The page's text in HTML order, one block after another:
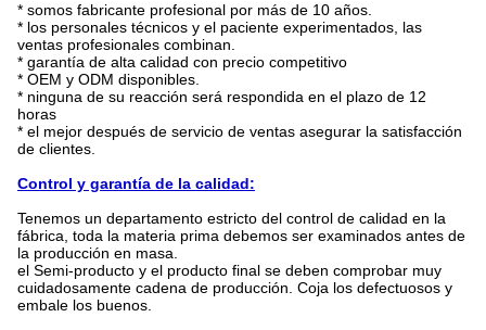
* somos fabricante profesional por más de 10 años.
* los personales técnicos y el paciente experimentados, las
ventas profesionales combinan.
* garantía de alta calidad con precio competitivo
* OEM y ODM disponibles.
* ninguna de su reacción será respondida en el plazo de 12
horas
* el mejor después de servicio de ventas asegurar la satisfacción
de clientes.
Control y garantía de la calidad:
Tenemos un departamento estricto del control de calidad en la
fábrica, toda la materia prima debemos ser examinados antes de
la producción en masa.
el Semi-producto y el producto final se deben comprobar muy
cuidadosamente cadena de producción. Coja los defectuosos y
embale los buenos.